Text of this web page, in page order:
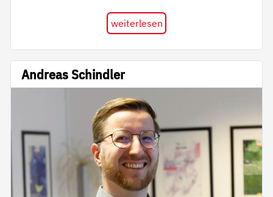
weiterlesen
Andreas Schindler